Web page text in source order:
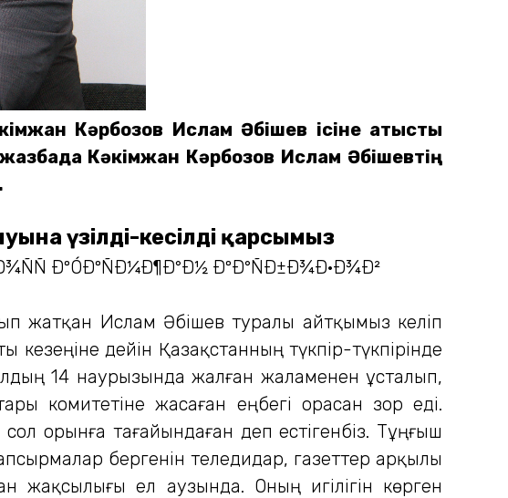
Кәрбозов Ислам Әбішев ісіне қатысты
Кәкімжан Кәрбозов Ислам Әбішевтің
үзілді-кесілді қарсымыз
жатқан Ислам Әбішев туралы айтқымыз келіп
кезеңіне дейін Қазақстанның түкпір-түкпірінде
14 наурызында жалған жаламенен ұсталып,
комитетіне жасаған еңбегі орасан зор еді.
орынға тағайындаған деп естігенбіз. Тұңғыш
бергенін теледидар, газеттер арқылы
жақсылығы ел аузында. Оның игілігін көрген